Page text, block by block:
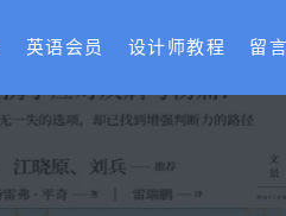
英语会员 设计师教程 留